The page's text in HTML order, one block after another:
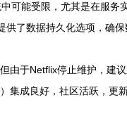
可能受限，尤其是在服务
了数据持久化选项，确保
于Netflix停止维护，建议
集成良好，社区活跃，更新